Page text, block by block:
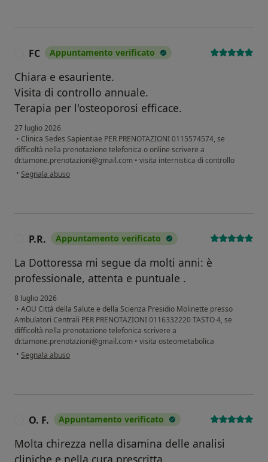
FC Appuntamento verificato
Chiara e esauriente.
Visita di controllo annuale.
Terapia per l'osteoporosi efficace.
27 luglio 2026
• Clinica Sedes Sapientiae PER PRENOTAZIONI 0115574574, se
difficoltà nella prenotazione telefonica o online scrivere a
dr.tamone.prenotazioni@gmail.com • visita internistica di controllo
• secondo l'opinione dell'utente FC
Segnala abuso
P.R. Appuntamento verificato
La Dottoressa mi segue da molti anni: è
professionale, attenta e puntuale .
8 luglio 2026
• AOU Città della Salute e della Scienza Presidio Molinette presso
Ambulatori Centrali PER PRENOTAZIONI 0116332220 TASTO 4, se
difficoltà nella prenotazione telefonica scrivere a
dr.tamone.prenotazioni@gmail.com • visita osteometabolica
• secondo l'opinione dell'utente P.R.
Segnala abuso
O. F. Appuntamento verificato
Molta chirezza nella disamina delle analisi
cliniche e nella cura prescritta.